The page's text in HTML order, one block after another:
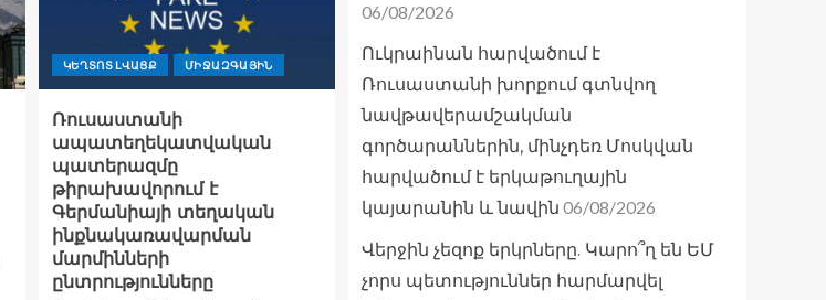
ԿԵՂՏՈՏ ԼՎԱՑՔ ՄԻՋԱԶԳԱՅԻՆ
Ռուսաստանի
ապատեղեկատվական
պատերազմը
թիրախավորում է
Գերմանիայի տեղական
ինքնակառավարման
մարմինների
ընտրությունները
06/08/2026
Ուկրաինան հարվածում է
Ռուսաստանի խորքում գտնվող
նավթավերամշակման
գործարաններին, մինչդեռ Մոսկվան
հարվածում է երկաթուղային
կայարանին և նավին 06/08/2026
Վերջին չեզոք երկրները. Կարո՞ղ են ԵՄ
չորս պետություններ հարմարվել